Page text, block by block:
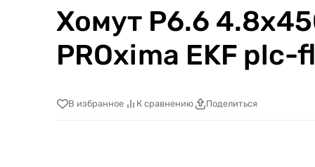
Хомут P6.6
PROxima EKF
В избранное К сравнению Поделиться